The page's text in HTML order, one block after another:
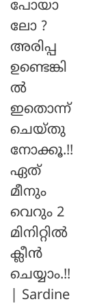
പോയാ
ലോ ?
അരിപ്പ
ഉണ്ടെങ്കി
ൽ
ഇതൊന്ന്
ചെയ്തു
നോക്കൂ.!!
ഏത്
മീനും
വെറും 2
മിനിറ്റിൽ
ക്ലീൻ
ചെയ്യാം.!!
| Sardine